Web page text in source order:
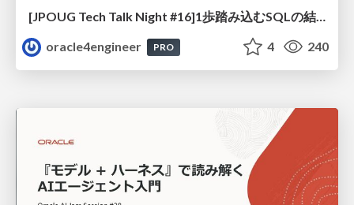
[JPOUG Tech Talk Night #16]1歩踏み込むSQLの結合方法
oracle4engineer
PRO 4 240